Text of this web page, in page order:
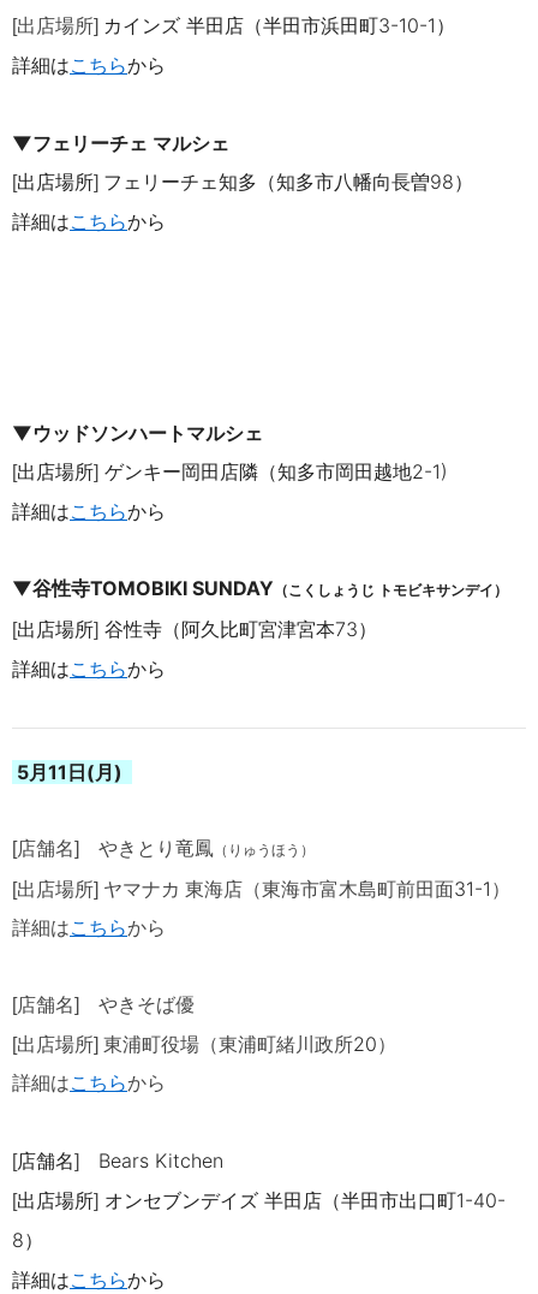
[出店場所] カインズ 半田店（半田市浜田町3-10-1）
詳細はこちらから
▼フェリーチェ マルシェ
[出店場所] フェリーチェ知多（知多市八幡向長曽98）
詳細はこちらから
▼ウッドソンハートマルシェ
[出店場所] ゲンキー岡田店隣（知多市岡田越地2-1)
詳細はこちらから
▼谷性寺TOMOBIKI SUNDAY （こくしょうじ トモビキサンデイ）
[出店場所] 谷性寺（阿久比町宮津宮本73）
詳細はこちらから
5月11日(月)
[店舗名] やきとり竜鳳 （りゅうほう）
[出店場所] ヤマナカ 東海店（東海市富木島町前田面31-1 ）
詳細はこちらから
[店舗名] やきそば優
[出店場所] 東浦町役場（東浦町緒川政所20）
詳細はこちらから
[店舗名] Bears Kitchen
[出店場所] オンセブンデイズ 半田店（半田市出口町1-40-
8）
詳細はこちらから